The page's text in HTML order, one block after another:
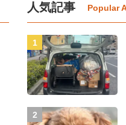
人気記事